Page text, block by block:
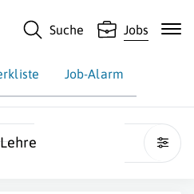
Suche Jobs
Job-Alarm